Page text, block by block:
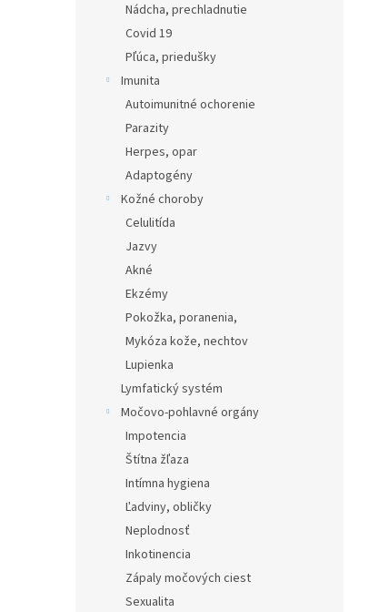
Nádcha, prechladnutie
Covid 19
Pľúca, priedušky
Imunita
Autoimunitné ochorenie
Parazity
Herpes, opar
Adaptogény
Kožné choroby
Celulitída
Jazvy
Akné
Ekzémy
Pokožka, poranenia,
Mykóza kože, nechtov
Lupienka
Lymfatický systém
Močovo-pohlavné orgány
Impotencia
Štítna žľaza
Intímna hygiena
Ľadviny, obličky
Neplodnosť
Inkotinencia
Zápaly močových ciest
Sexualita